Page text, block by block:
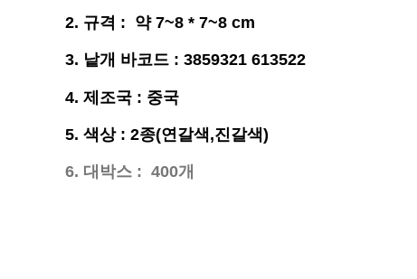
2. 규격 : 약7~8 * 7~8 cm
3. 낱개 바코드 : 3859321 613522
4. 제조국 : 중국
5. 색상 : 2종(연갈색,진갈색)
6. 대박스 : 400개